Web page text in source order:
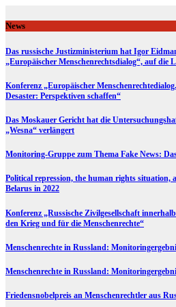
to
content
News
Das russische Justizministerium hat Igor
„Europäischer Menschenrechtsdialog“, auf die
Konferenz „Europäischer
Desaster: Perspektiven schaffen“
Das Moskauer Gericht hat die
„Wesna“ verlängert
Monitoring-Gruppe zum Thema Fake News:
Political repression, the human rights situation,
Belarus in 2022
Konferenz „Russische Zivilgesellschaft
den Krieg und für die Menschenrechte“
Menschenrechte in Russland:
Menschenrechte in Russland:
Friedensnobelpreis an Menschenrechtler aus